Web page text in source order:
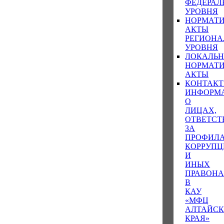
УРОВНЯ
АКТЫ
УРОВНЯ
АКТЫ
О
ЛИЦАХ,
ЗА
И
ИНЫХ
В
КАУ
«МФЦ
КРАЯ»